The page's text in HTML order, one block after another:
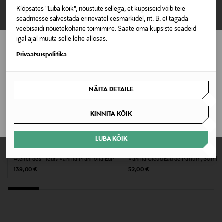
Klõpsates "Luba kõik", nõustute sellega, et küpsiseid võib teie
seadmesse salvestada erinevatel eesmärkidel, nt. B. et tagada
veebisaidi nõuetekohane toimimine. Saate oma küpsiste seadeid
igal ajal muuta selle lehe allosas.
Privaatsuspoliitika
NÄITA DETAILE
KINNITA KÕIK
LUBA KÕIK
NOCOL
30 ML
Tootjamaa
AMEERIKA ÜHENDRIIGID
ARG8WLR22110
Tootja
E-POE TAGASTUSED
CHLOÉ
Atelier des Fleurs Vanilla Planifolia EdP
Original Price
139,00 €
CLEAN
Vanilla Cloud Eau de Parfum, 30ml
Original Price
52,00 €
Stockmann pole Sinu riigis saadaval.
SAAN ARU